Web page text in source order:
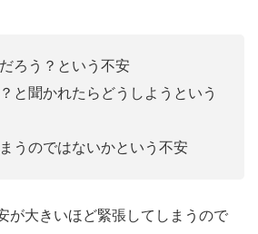
ろう？という不安
と聞かれたらどうしようという
うのではないかという不安
が大きいほど緊張してしまうので